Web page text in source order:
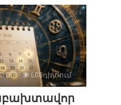
0 608դիտում